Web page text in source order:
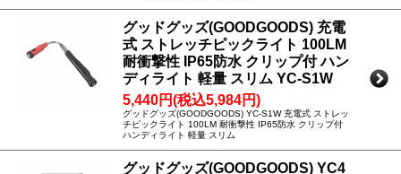
グッドグッズ(GOODGOODS) 充電
式 ストレッチピックライト 100LM
耐衝撃性 IP65防水 クリップ付 ハン
ディライト 軽量 スリム YC-S1W
5,440円(税込5,984円)
グッドグッズ(GOODGOODS) YC-S1W 充電式 ストレッ
チピックライト 100LM 耐衝撃性 IP65防水 クリップ付
ハンディライト 軽量 スリム
グッドグッズ(GOODGOODS) YC4